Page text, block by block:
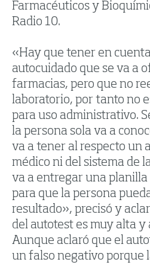
Farmacéuticos y
Radio 10.
«Hay que tener en
autocuidado que se va a
farmacias, pero que no
laboratorio, por tanto no
para uso administrativo.
la persona sola va a
va a tener al respecto un
médico ni del sistema de
va a entregar una planilla
para que la persona
resultado», precisó y
del autotest es muy alta y
Aunque aclaró que el
un falso negativo porque